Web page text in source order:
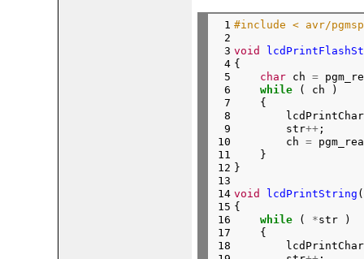
1
2
3
4
5
6
7
8
9
10
11
12
13
14
15
16
17
18
#include < avr/
void
{
char ch =
while ( ch )
    {
        str
++;
        ch
=
    }
}
void lcdPrintString (
{
while ( *str )
    {